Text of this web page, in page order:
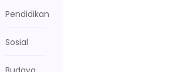
Pendidikan
Sosial